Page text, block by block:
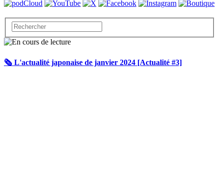
🗞️ L'actualité japonaise de janvier 2024 [Actualité #3]